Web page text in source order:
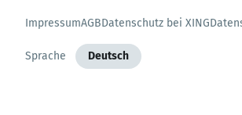
ImpressumAGBDatenschutz bei XING
Sprache Deutsch